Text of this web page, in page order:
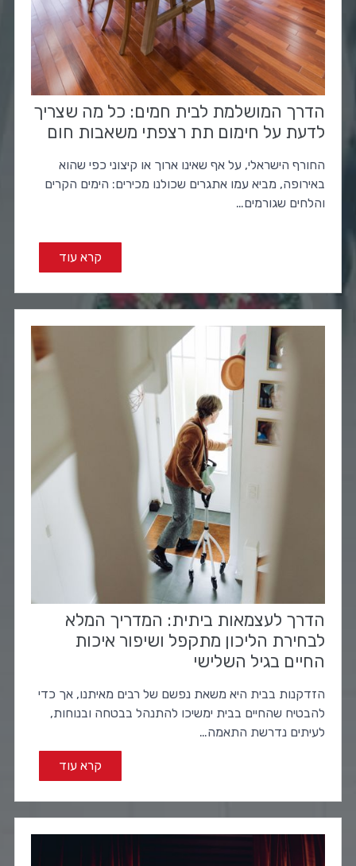
הדרך המושלמת לבית חמים: כל מה שצריך
לדעת על חימום תת רצפתי משאבות חום
החורף הישראלי, על אף שאינו ארוך או קיצוני כפי שהוא
באירופה, מביא עמו אתגרים שכולנו מכירים: הימים הקרים
והלחים שגורמים…
קרא עוד
הדרך לעצמאות ביתית: המדריך המלא
לבחירת הליכון מתקפל ושיפור איכות
החיים בגיל השלישי
הזדקנות בבית היא משאת נפשם של רבים מאיתנו, אך כדי
להבטיח שהחיים בבית ימשיכו להתנהל בבטחה ובנוחות,
לעיתים נדרשת התאמה…
קרא עוד